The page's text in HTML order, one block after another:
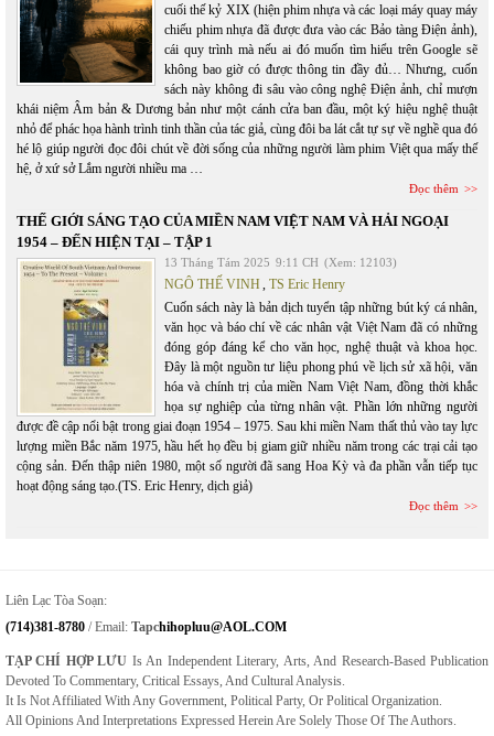
cuối thế kỷ XIX (hiện phim nhựa và các loại máy quay máy
chiếu phim nhựa đã được đưa vào các Bảo tàng Điện ảnh),
cái quy trình mà nếu ai đó muốn tìm hiểu trên Google sẽ
không bao giờ có được thông tin đầy đủ… Nhưng, cuốn
sách này không đi sâu vào công nghệ Điện ảnh, chỉ mượn
khái niệm Âm bản & Dương bản như một cánh cửa ban đầu, một ký hiệu nghệ thuật
nhỏ để phác họa hành trình tinh thần của tác giả, cùng đôi ba lát cắt tự sự về nghề qua đó
hé lộ giúp người đọc đôi chút về đời sống của những người làm phim Việt qua mấy thế
hệ, ở xứ sở Lắm người nhiều ma …
Đọc thêm
THẾ GIỚI SÁNG TẠO CỦA MIỀN NAM VIỆT NAM VÀ HẢI NGOẠI
1954 – ĐẾN HIỆN TẠI – TẬP 1
13 Tháng Tám 2025 9:11 CH (Xem: 12103)
NGÔ THẾ VINH, TS Eric Henry
Cuốn sách này là bản dịch tuyển tập những bút ký cá nhân,
văn học và báo chí về các nhân vật Việt Nam đã có những
đóng góp đáng kể cho văn học, nghệ thuật và khoa học.
Đây là một nguồn tư liệu phong phú về lịch sử xã hội, văn
hóa và chính trị của miền Nam Việt Nam, đồng thời khắc
họa sự nghiệp của từng nhân vật. Phần lớn những người
được đề cập nổi bật trong giai đoạn 1954 – 1975. Sau khi miền Nam thất thủ vào tay lực
lượng miền Bắc năm 1975, hầu hết họ đều bị giam giữ nhiều năm trong các trại cải tạo
cộng sản. Đến thập niên 1980, một số người đã sang Hoa Kỳ và đa phần vẫn tiếp tục
hoạt động sáng tạo.(TS. Eric Henry, dịch giả)
Đọc thêm
Liên Lạc Tòa Soạn:
(714)381-8780 / Email: TapcHihopluu@AOL.COM
TẠP CHÍ HỢP LƯU Is An Independent Literary, Arts, And Research-Based Publication
Devoted To Commentary, Critical Essays, And Cultural Analysis.
It Is Not Affiliated With Any Government, Political Party, Or Political Organization.
All Opinions And Interpretations Expressed Herein Are Solely Those Of The Authors.